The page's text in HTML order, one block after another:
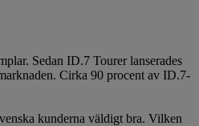
Sedan ID.7 Tourer lanserades
Cirka 90 procent av ID.7-
kunderna väldigt bra. Vilken